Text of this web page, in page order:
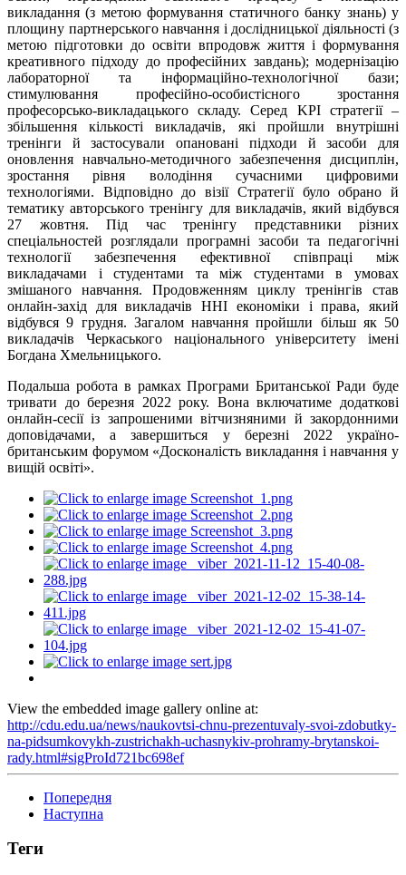
викладання (з метою формування статичного банку знань) у
площину партнерського навчання і дослідницької діяльності (з
метою підготовки до освіти впродовж життя і формування
креативного підходу до професійних завдань); модернізацію
лабораторної та інформаційно-технологічної бази;
стимулювання професійно-особистісного зростання
професорсько-викладацького складу. Серед KPI стратегії –
збільшення кількості викладачів, які пройшли внутрішні
тренінги й застосували опановані підходи й засоби для
оновлення навчально-методичного забезпечення дисциплін,
зростання рівня володіння сучасними цифровими
технологіями. Відповідно до візії Стратегії було обрано й
тематику авторського тренінгу для викладачів, який відбувся
27 жовтня. Під час тренінгу представники різних
спеціальностей розглядали програмні засоби та педагогічні
технології забезпечення ефективної співпраці між
викладачами і студентами та між студентами в умовах
змішаного навчання. Продовженням циклу тренінгів став
онлайн-захід для викладачів ННІ економіки і права, який
відбувся 9 грудня. Загалом навчання пройшли більш як 50
викладачів Черкаського національного університету імені
Богдана Хмельницького.
Подальша робота в рамках Програми Британської Ради буде
тривати до березня 2022 року. Вона включатиме додаткові
онлайн-сесії із запрошеними вітчизняними й закордонними
доповідачами, а завершиться у березні 2022 україно-
британським форумом «Досконалість викладання і навчання у
вищій освіті».
View the embedded image gallery online at:
http://cdu.edu.ua/news/naukovtsi-chnu-prezentuvaly-svoi-zdobutky-
na-pidsumkovykh-zustrichakh-uchasnykiv-prohramy-brytanskoi-
rady.html#sigProId721bc698ef
Попередня
Наступна
Теги